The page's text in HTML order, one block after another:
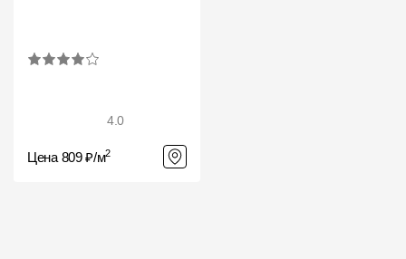
4.0
Цена 809 ₽/м2